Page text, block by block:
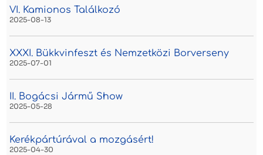
VI. Kamionos Találkozó
2025-08-13
XXXI. Bükkvinfeszt és Nemzetközi Borverseny
2025-07-01
II. Bogácsi Jármű Show
2025-05-28
Kerékpártúrával a mozgásért!
2025-04-30